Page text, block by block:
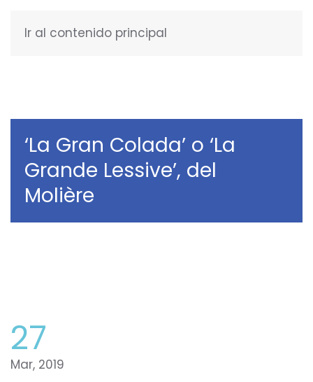
Ir al contenido principal
‘La Gran Colada’ o ‘La
Grande Lessive’, del
Molière
27
Mar, 2019